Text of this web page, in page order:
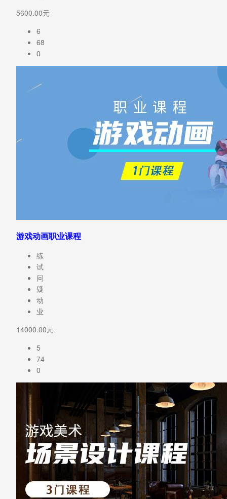
5600.00元
6
68
0
游戏动画职业课程
练
试
问
疑
动
业
14000.00元
5
74
0